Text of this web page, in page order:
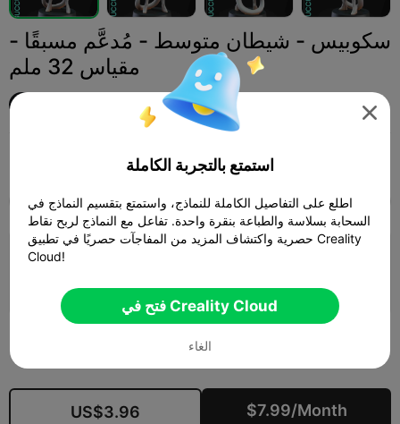
سكوبيس - شيطان متوسط - مُدعَّم مسبقًا -
مقياس 32 ملم
Printed Obsession
 إضافة مجسمات مصغرة
الجميع K2 Plus K2 Pro K2 K2 SE
400
US$3.96 $7.99/Month

استمتع بالتجربة الكاملة
اطلع على التفاصيل الكاملة للنماذج، واستمتع بتقسيم النماذج في
السحابة بسلاسة والطباعة بنقرة واحدة. تفاعل مع النماذج لربح نقاط
حصرية واكتشاف المزيد من المفاجآت حصريًا في تطبيق Creality
Cloud!
فتح في Creality Cloud
الغاء